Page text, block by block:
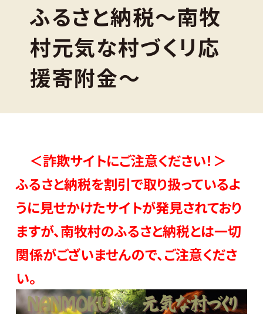
ふるさと納税～南牧
村元気な村づくリ応
援寄附金～
＜詐欺サイトにご注意ください！＞
ふるさと納税を割引で取り扱っているよ
うに見せかけたサイトが発見されており
ますが、南牧村のふるさと納税とは一切
関係がございませんので、ご注意くださ
い。